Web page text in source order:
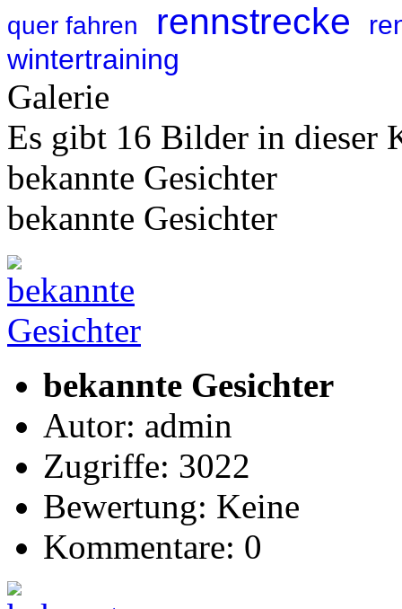
quer fahren rennstrecke
wintertraining
Galerie
Es gibt 16 Bilder in dieser
bekannte Gesichter
bekannte Gesichter
bekannte Gesichter
Autor: admin
Zugriffe: 3022
Bewertung: Keine
Kommentare: 0